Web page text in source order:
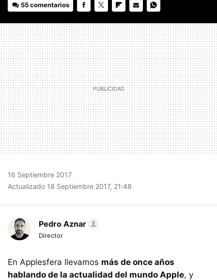
55 comentarios
MAIL
16 Septiembre 2017
Actualizado 18 Septiembre 2017, 21:48
Pedro Aznar
Director
En Applesfera llevamos más de once años
hablando de la actualidad del mundo Apple, y